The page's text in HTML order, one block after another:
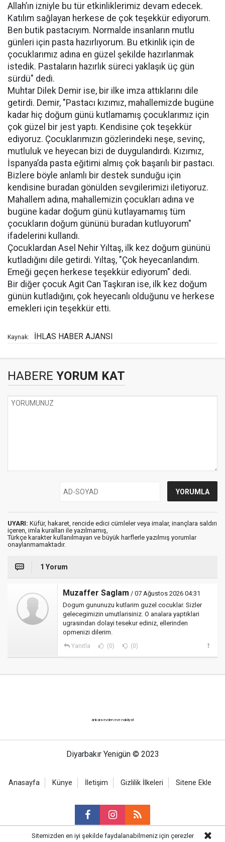
Allah’ın izniyle bu tür etkinliklerimiz devam edecek.
Katılım sağlayan herkese de çok teşekkür ediyorum.
Ben butik pastacıyım. Normalde insanların mutlu
günleri için pasta hazırlıyorum. Bu etkinlik için de
çocuklarımız adına en güzel şekilde hazırlanmak
istedik. Pastaların hazırlık süreci yaklaşık üç gün
sürdü" dedi.
Muhtar Dilek Demir ise, bir ilke imza attıklarını dile
getirdi. Demir, "Pastacı kızımız, mahallemizde bugüne
kadar hiç doğum günü kutlamamış çocuklarımız için
çok güzel bir jest yaptı. Kendisine çok teşekkür
ediyoruz. Çocuklarımızın gözlerindeki neşe, sevinç,
mutluluk ve heyecan bizi de duygulandırdı. Kızımız,
İspanya’da pasta eğitimi almış çok başarılı bir pastacı.
Bizlere böyle anlamlı bir destek sunduğu için
kendisine buradan gönülden sevgilerimizi iletiyoruz.
Mahallem adına, mahallemizin çocukları adına ve
bugüne kadar doğum günü kutlayamamış tüm
çocukların doğum gününü buradan kutluyorum"
ifadelerini kullandı.
Çocuklardan Asel Nehir Yıltaş, ilk kez doğum gününü
kutladığını dile getirdi. Yıltaş, "Çok heyecanlandım.
Emeği geçen herkese teşekkür ediyorum" dedi.
Bir diğer çocuk Agit Can Taşkıran ise, ilk kez doğum
günün kutladığını, çok heyecanlı olduğunu ve herkese
emekleri için teşekkür etti.
Kaynak: İHLAS HABER AJANSI
HABERE YORUM KAT
UYARI: Küfür, hakaret, rencide edici cümleler veya imalar, inançlara saldırı
içeren, imla kuralları ile yazılmamış,
Türkçe karakter kullanılmayan ve büyük harflerle yazılmış yorumlar
onaylanmamaktadır.
1 Yorum
Muzaffer Saglam / 07 Ağustos 2026 04:31
Dogum gununuzu kutlarim guzel cocuklar. Sizler
gelecegimizin umutlarisiniz. O analara yaptiklari
ugrasindan dolayi tesekur ediniz, ellerinden
opmenizi dilerim.
Yanıtla (0) (0)
ankara evden eve nakliyat
Diyarbakır Yenigün © 2023
Anasayfa Künye İletişim Gizlilik İlkeleri Sitene Ekle
Sitemizden en iyi şekilde faydalanabilmeniz için çerezler